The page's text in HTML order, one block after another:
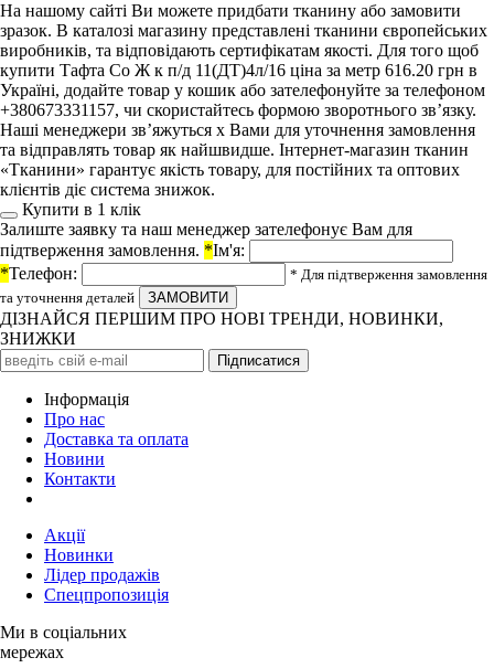
На нашому сайті Ви можете придбати тканину або замовити
зразок. В каталозі магазину представлені тканини європейських
виробників, та відповідають сертифікатам якості. Для того щоб
купити Тафта Со Ж к п/д 11(ДТ)4л/16 ціна за метр 616.20 грн в
Україні, додайте товар у кошик або зателефонуйте за телефоном
+380673331157, чи скористайтесь формою зворотнього зв’язку.
Наші менеджери зв’яжуться х Вами для уточнення замовлення
та відправлять товар як найшвидше. Інтернет-магазин тканин
«Тканини» гарантує якість товару, для постійних та оптових
клієнтів діє система знижок.
Купити в 1 клiк
Залиште заявку та наш менеджер зателефонує Вам для
підтверження замовлення. *Ім'я:
*Телефон:
* Для підтверження замовлення
та уточнення деталей
ДІЗНАЙСЯ ПЕРШИМ ПРО НОВІ ТРЕНДИ, НОВИНКИ,
ЗНИЖКИ
Iнформація
Про нас
Доставка та оплата
Новини
Контакти
Акції
Новинки
Лідер продажів
Спецпропозиція
Ми в соціальних
мережах